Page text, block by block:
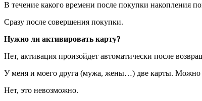
В течение какого времени после покупки накопления
Сразу после совершения покупки.
Нужно ли активировать карту?
Нет, активация произойдет автоматически после
У меня и моего друга (мужа, жены…) две карты. Можно
Нет, это невозможно.